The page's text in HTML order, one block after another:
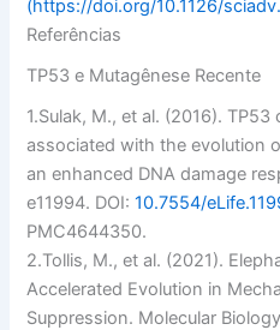
(https://doi.org/10.1126/
Referências
TP53 e Mutagênese Recente
1.Sulak, M., et al. (2016).
associated with the evolution
an enhanced DNA damage
e11994. DOI:10.7554/
PMC4644350.
2.Tollis, M., et al. (2021).
Accelerated Evolution in
Suppression. Molecular